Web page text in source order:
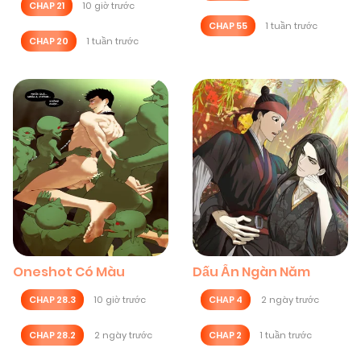
CHAP 21 10 giờ trước
CHAP 20 1 tuần trước
CHAP 55 1 tuần trước
Oneshot Có Màu
CHAP 28.3 10 giờ trước
CHAP 28.2 2 ngày trước
Dấu Ấn Ngàn Năm
CHAP 4 2 ngày trước
CHAP 2 1 tuần trước